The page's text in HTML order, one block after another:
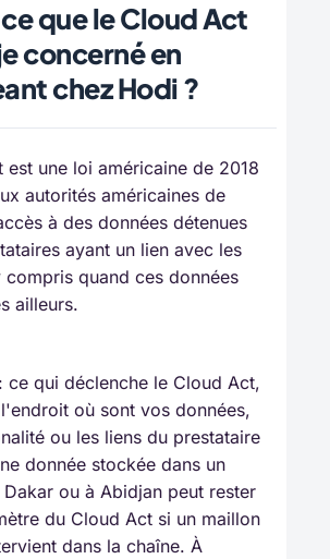
que le Cloud Act
concerné en
chez Hodi ?
est une loi américaine de 2018
autorités américaines de
à des données détenues
ayant un lien avec les
compris quand ces données
ailleurs.
ce qui déclenche le Cloud Act,
où sont vos données,
ou les liens du prestataire
donnée stockée dans un
ou à Abidjan peut rester
du Cloud Act si un maillon
dans la chaîne. À